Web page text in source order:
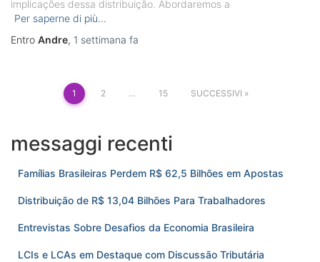
implicações dessa distribuição. Abordaremos a
Per saperne di più…
Entro Andre, 1 settimana fa
Paginazione
articoli
1 2 … 15 SUCCESSIVI
messaggi recenti
Famílias Brasileiras Perdem R$ 62,5 Bilhões em Apostas
Distribuição de R$ 13,04 Bilhões Para Trabalhadores
Entrevistas Sobre Desafios da Economia Brasileira
LCIs e LCAs em Destaque com Discussão Tributária